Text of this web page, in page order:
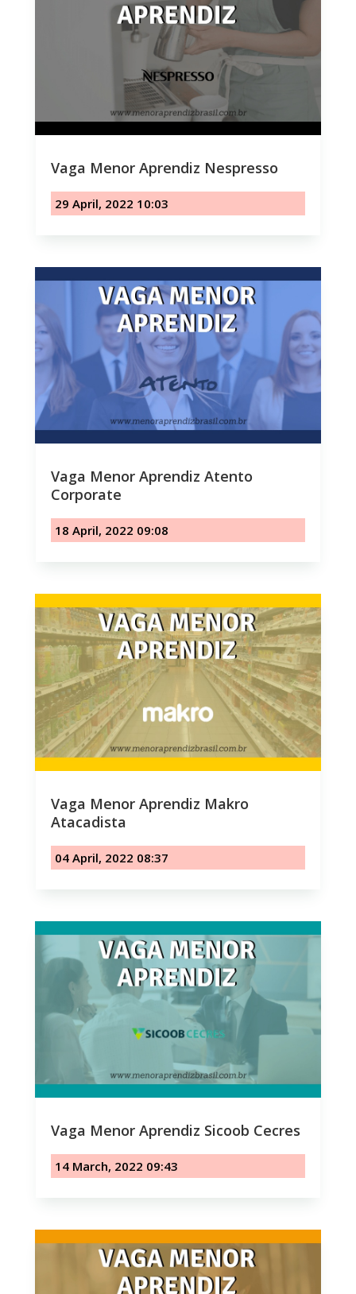
Vaga Menor Aprendiz Nespresso
29 April, 2022 10:03
Vaga Menor Aprendiz Atento
Corporate
18 April, 2022 09:08
Vaga Menor Aprendiz Makro
Atacadista
04 April, 2022 08:37
Vaga Menor Aprendiz Sicoob Cecres
14 March, 2022 09:43